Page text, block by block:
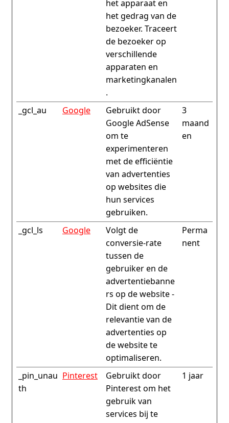
het apparaat en
het gedrag van de
bezoeker. Traceert
de bezoeker op
verschillende
apparaten en
marketingkanalen
.
_gcl_au Google
Gebruikt door
Google AdSense
om te
experimenteren
met de efficiëntie
van advertenties
op websites die
hun services
gebruiken.
3
maand
en
_gcl_ls Google
Volgt de
conversie-rate
tussen de
gebruiker en de
advertentiebanne
rs op de website -
Dit dient om de
relevantie van de
advertenties op
de website te
optimaliseren.
Perma
nent
_pin_unau
th
Pinterest
Gebruikt door
Pinterest om het
gebruik van
services bij te
1 jaar